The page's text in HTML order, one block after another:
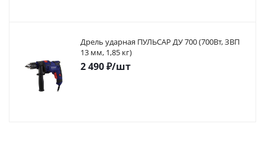
Дрель ударная ПУЛЬСАР ДУ 700 (700Вт, ЗВП
13 мм, 1,85 кг)
2 490₽/шт